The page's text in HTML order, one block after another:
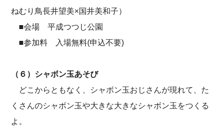
ねむり鳥長井望美×国井美和子）
■会場 平成つつじ公園
■参加料 入場無料(申込不要)
（６）シャボン玉あそび
どこからともなく、シャボン玉おじさんが現れて、た
くさんのシャボン玉や大きな大きなシャボン玉をつくる
よ。